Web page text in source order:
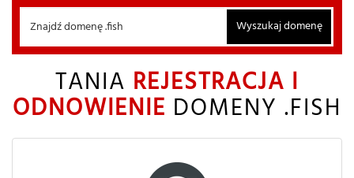
Wyszukaj domenę
TANIA REJESTRACJA I
ODNOWIENIE DOMENY .FISH